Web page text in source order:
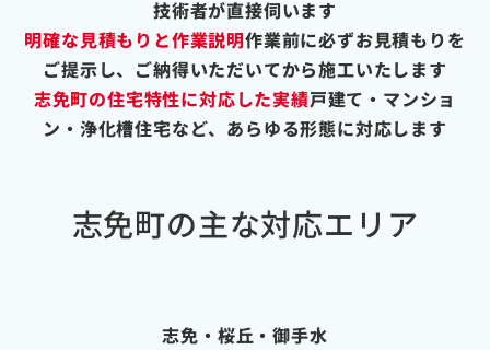
技術者が直接伺います
明確な見積もりと作業説明作業前に必ずお見積もりを
ご提示し、ご納得いただいてから施工いたします
志免町の住宅特性に対応した実績戸建て・マンショ
ン・浄化槽住宅など、あらゆる形態に対応します
志免町の主な対応エリア
志免・桜丘・御手水